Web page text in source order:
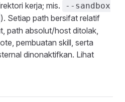
kerja; mis.
--sandbox
). Setiap path bersifat relatif
path absolut/host ditolak,
pembuatan skill, serta
dinonaktifkan. Lihat